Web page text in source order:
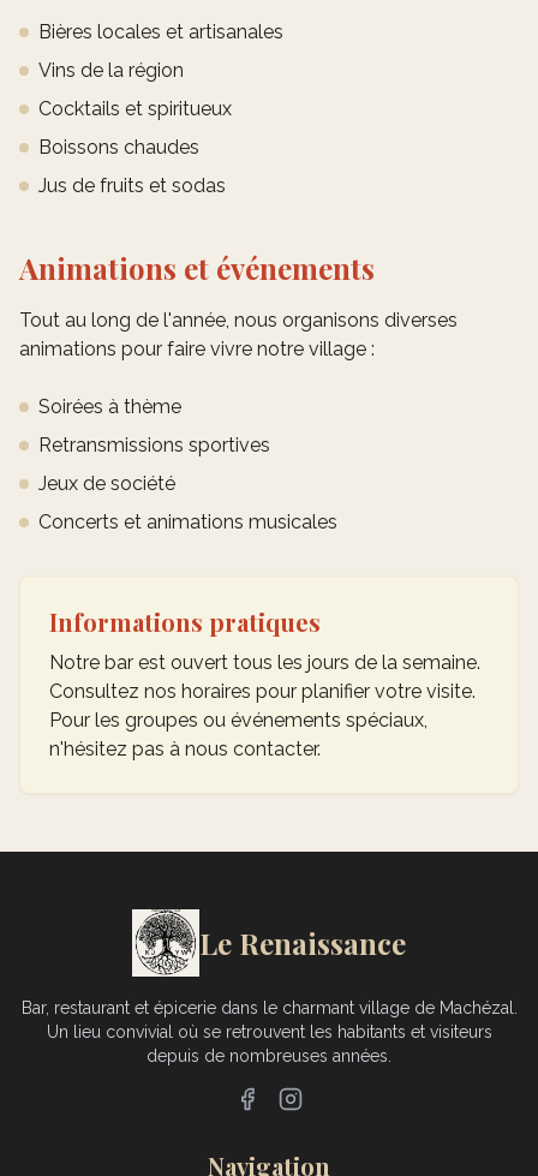
Bières locales et artisanales
Vins de la région
Cocktails et spiritueux
Boissons chaudes
Jus de fruits et sodas
Animations et événements
Tout au long de l'année, nous organisons diverses
animations pour faire vivre notre village :
Soirées à thème
Retransmissions sportives
Jeux de société
Concerts et animations musicales
Informations pratiques
Notre bar est ouvert tous les jours de la semaine.
Consultez nos horaires pour planifier votre visite.
Pour les groupes ou événements spéciaux,
n'hésitez pas à nous contacter.
Le Renaissance
Bar, restaurant et épicerie dans le charmant village de Machézal.
Un lieu convivial où se retrouvent les habitants et visiteurs
depuis de nombreuses années.
Navigation